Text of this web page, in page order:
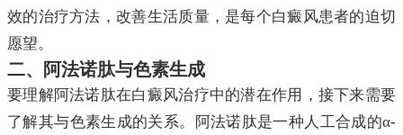
效的治疗方法，改善生活质量，是每个白癜风患者的迫切
愿望。
二、阿法诺肽与色素生成
要理解阿法诺肽在白癜风治疗中的潜在作用，接下来需要
了解其与色素生成的关系。阿法诺肽是一种人工合成的α-